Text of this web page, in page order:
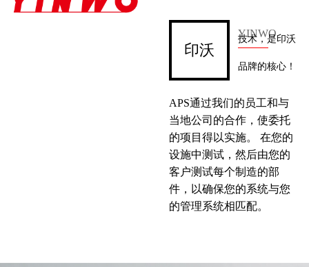
印沃
YINWO
技术，是印沃
品牌的核心！
APS通过我们的员工和与
当地公司的合作，使委托
的项目得以实施。 在您的
设施中测试，然后由您的
客户测试每个制造的部
件，以确保您的系统与您
的管理系统相匹配。